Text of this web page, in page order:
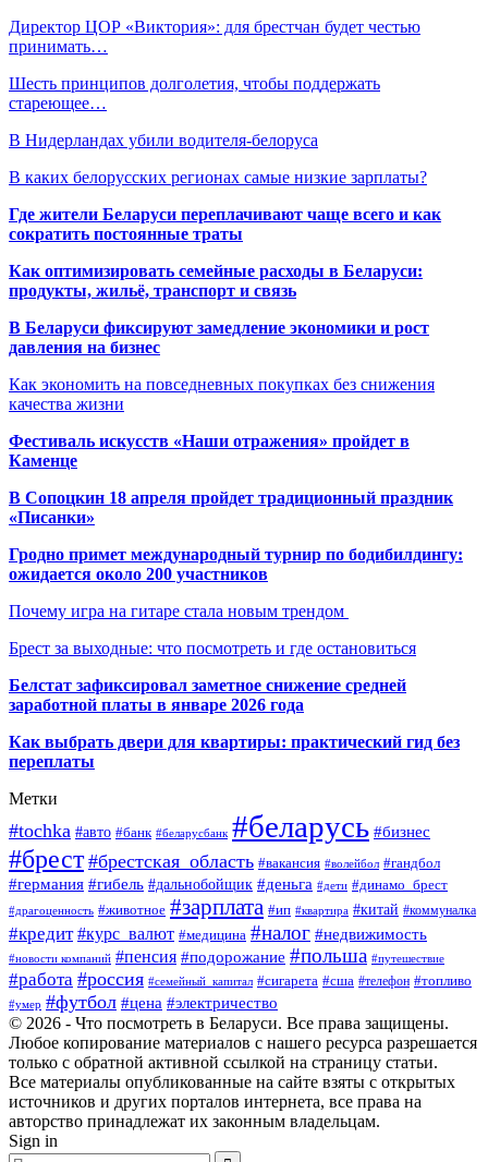
Директор ЦОР «Виктория»: для брестчан будет честью
принимать…
Шесть принципов долголетия, чтобы поддержать
стареющее…
В Нидерландах убили водителя-белоруса
В каких белорусских регионах самые низкие зарплаты?
Где жители Беларуси переплачивают чаще всего и как
сократить постоянные траты
Как оптимизировать семейные расходы в Беларуси:
продукты, жильё, транспорт и связь
В Беларуси фиксируют замедление экономики и рост
давления на бизнес
Как экономить на повседневных покупках без снижения
качества жизни
Фестиваль искусств «Наши отражения» пройдет в
Каменце
В Сопоцкин 18 апреля пройдет традиционный праздник
«Писанки»
Гродно примет международный турнир по бодибилдингу:
ожидается около 200 участников
Почему игра на гитаре стала новым трендом
Брест за выходные: что посмотреть и где остановиться
Белстат зафиксировал заметное снижение средней
заработной платы в январе 2026 года
Как выбрать двери для квартиры: практический гид без
переплаты
Метки
#tochka #авто #банк #беларусбанк #беларусь #бизнес
#брест #брестская_область #вакансия #волейбол #гандбол
#германия #гибель #дальнобойщик #деньга #дети #динамо_брест
#драгоценность #животное #зарплата #ип #квартира #китай #коммуналка
#кредит #курс_валют #медицина #налог #недвижимость
#новости компаний #пенсия #подорожание #польша #путешествие
#работа #россия #семейный_капитал #сигарета #сша #телефон #топливо
#умер #футбол #цена #электричество
© 2026 - Что посмотреть в Беларуси. Все права защищены.
Любое копирование материалов с нашего ресурса разрешается
только с обратной активной ссылкой на страницу статьи.
Все материалы опубликованные на сайте взяты с открытых
источников и других порталов интернета, все права на
авторство принадлежат их законным владельцам.
Sign in